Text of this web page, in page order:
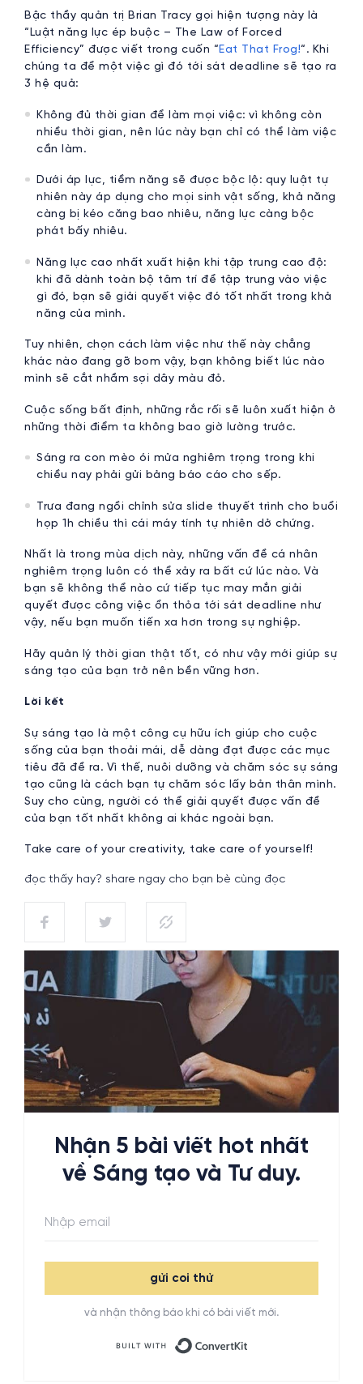
Bậc thầy quản trị Brian Tracy gọi hiện tượng này là
“Luật năng lực ép buộc – The Law of Forced
Efficiency” được viết trong cuốn “ Eat That Frog!“. Khi
chúng ta để một việc gì đó tới sát deadline sẽ tạo ra
3 hệ quả:
Không đủ thời gian để làm mọi việc: vì không còn
nhiều thời gian, nên lúc này bạn chỉ có thể làm việc
cần làm.
Dưới áp lực, tiềm năng sẽ được bộc lộ: quy luật tự
nhiên này áp dụng cho mọi sinh vật sống, khả năng
càng bị kéo căng bao nhiêu, năng lực càng bộc
phát bấy nhiêu.
Năng lực cao nhất xuất hiện khi tập trung cao độ:
khi đã dành toàn bộ tâm trí để tập trung vào việc
gì đó, bạn sẽ giải quyết việc đó tốt nhất trong khả
năng của mình.
Tuy nhiên, chọn cách làm việc như thế này chẳng
khác nào đang gỡ bom vậy, bạn không biết lúc nào
mình sẽ cắt nhầm sợi dây màu đỏ.
Cuộc sống bất định, những rắc rối sẽ luôn xuất hiện ở
những thời điểm ta không bao giờ lường trước.
Sáng ra con mèo ói mửa nghiêm trọng trong khi
chiều nay phải gửi bảng báo cáo cho sếp.
Trưa đang ngồi chỉnh sửa slide thuyết trình cho buổi
họp 1h chiều thì cái máy tính tự nhiên dở chứng.
Nhất là trong mùa dịch này, những vấn đề cá nhân
nghiêm trọng luôn có thể xảy ra bất cứ lúc nào. Và
bạn sẽ không thể nào cứ tiếp tục may mắn giải
quyết được công việc ổn thỏa tới sát deadline như
vậy, nếu bạn muốn tiến xa hơn trong sự nghiệp.
Hãy quản lý thời gian thật tốt, có như vậy mới giúp sự
sáng tạo của bạn trở nên bền vững hơn.
Lời kết
Sự sáng tạo là một công cụ hữu ích giúp cho cuộc
sống của bạn thoải mái, dễ dàng đạt được các mục
tiêu đã đề ra. Vì thế, nuôi dưỡng và chăm sóc sự sáng
tạo cũng là cách bạn tự chăm sóc lấy bản thân mình.
Suy cho cùng, người có thể giải quyết được vấn đề
của bạn tốt nhất không ai khác ngoài bạn.
Take care of your creativity, take care of yourself!
đọc thấy hay? share ngay cho bạn bè cùng đọc
Nhận 5 bài viết hot nhất
về Sáng tạo và Tư duy.
gửi coi thử
và nhận thông báo khi có bài viết mới.